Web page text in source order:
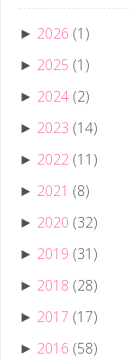
► 2026 (1)
► 2025 (1)
► 2024 (2)
► 2023 (14)
► 2022 (11)
► 2021 (8)
► 2020 (32)
► 2019 (31)
► 2018 (28)
► 2017 (17)
► 2016 (58)